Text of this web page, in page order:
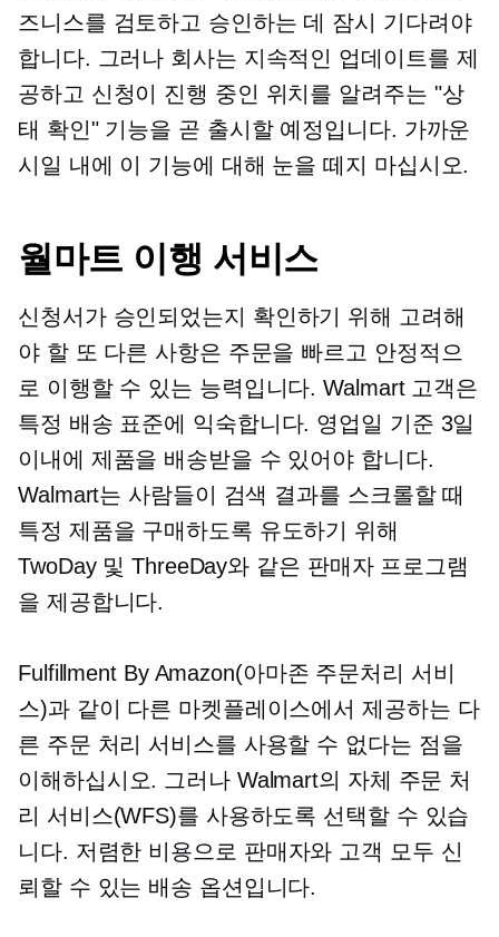
즈니스를 검토하고 승인하는 데 잠시 기다려야
합니다. 그러나 회사는 지속적인 업데이트를 제
공하고 신청이 진행 중인 위치를 알려주는 "상
태 확인" 기능을 곧 출시할 예정입니다. 가까운
시일 내에 이 기능에 대해 눈을 떼지 마십시오.
월마트 이행 서비스
신청서가 승인되었는지 확인하기 위해 고려해
야 할 또 다른 사항은 주문을 빠르고 안정적으
로 이행할 수 있는 능력입니다. Walmart 고객은
특정 배송 표준에 익숙합니다. 영업일 기준 3일
이내에 제품을 배송받을 수 있어야 합니다.
Walmart는 사람들이 검색 결과를 스크롤할 때
특정 제품을 구매하도록 유도하기 위해
TwoDay 및 ThreeDay와 같은 판매자 프로그램
을 제공합니다.
Fulfillment By Amazon(아마존 주문처리 서비
스)과 같이 다른 마켓플레이스에서 제공하는 다
른 주문 처리 서비스를 사용할 수 없다는 점을
이해하십시오. 그러나 Walmart의 자체 주문 처
리 서비스(WFS)를 사용하도록 선택할 수 있습
니다. 저렴한 비용으로 판매자와 고객 모두 신
뢰할 수 있는 배송 옵션입니다.